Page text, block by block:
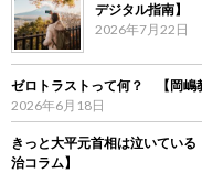
デジタル指南】
2026年7月22日
ゼロトラストって何？ 【岡嶋
2026年6月18日
きっと大平元首相は泣いてい
治コラム】